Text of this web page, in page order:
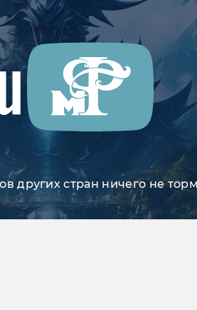
других стран ничего не